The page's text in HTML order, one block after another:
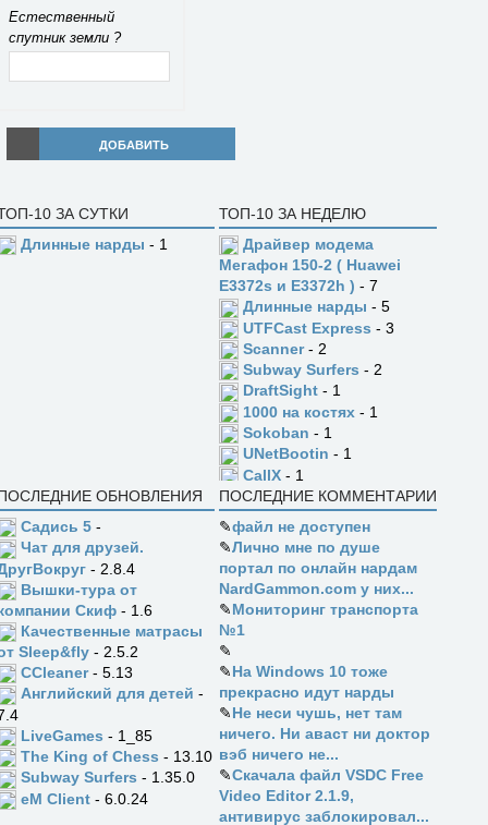
Естественный
спутник земли ?
ДОБАВИТЬ
10 ЗА СУТКИ
Длинные нарды - 1
ТОП-10 ЗА НЕДЕЛЮ
Драйвер модема
Мегафон 150-2 ( Huawei
E3372s и E3372h ) - 7
Длинные нарды - 5
UTFCast Express - 3
Scanner- 2
Subway Surfers - 2
DraftSight - 1
1000 на костях - 1
Sokoban - 1
UNetBootin - 1
CallX - 1
ОБНОВЛЕНИЯ
Садись 5 -
Чат для друзей.
- 2.8.4
Вышки-тура от
Скиф - 1.6
Качественные матрасы
Sleep&fly - 2.5.2
CCleaner- 5.13
Английский для детей -
LiveGames - 1_85
The King of Chess - 13.10
Subway Surfers - 1.35.0
eM Client - 6.0.24
ПОСЛЕДНИЕ КОММЕНТАРИИ
✎файл не доступен
✎Лично мне по душе
портал по онлайн нардам
NardGammon.com у них...
✎Мониторинг транспорта
№1
✎
✎На Windows 10 тоже
прекрасно идут нарды
✎Не неси чушь, нет там
ничего. Ни аваст ни доктор
вэб ничего не...
✎Скачала файл VSDC Free
Video Editor 2.1.9,
антивирус заблокировал...